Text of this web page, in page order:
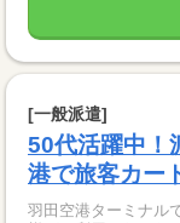
[一般派遣]
50代活躍中！
港で旅客カー
羽田空港ターミナルでカート回